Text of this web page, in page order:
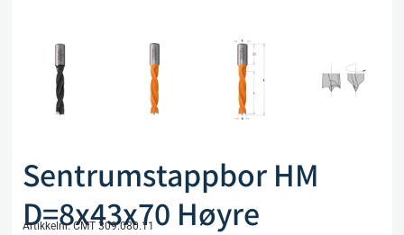
Sentrumstappbor HM
D=8x43x70 Høyre
Artikkelnr. CMT 309.080.11